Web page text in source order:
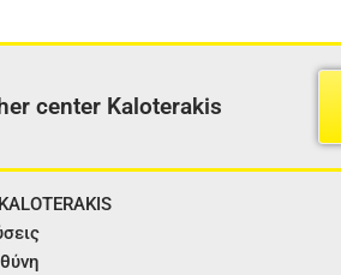
center Kaloterakis